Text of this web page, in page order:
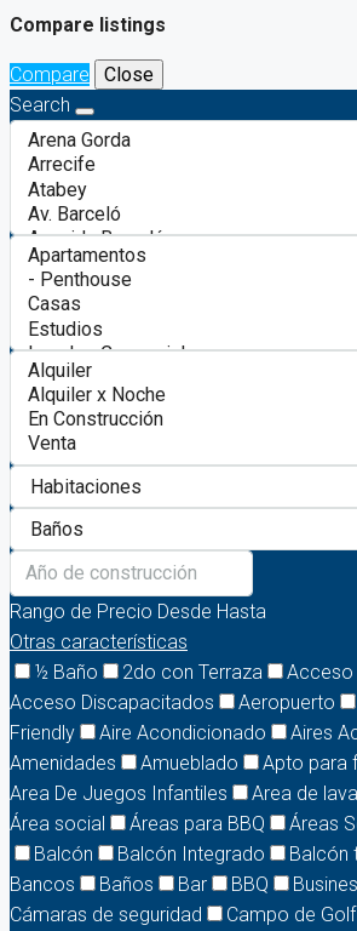
Compare listings
Compare
Close
Search
Rango de Precio Desde Hasta
Otras características
½ Baño
2do con Terraza
Acceso
Acceso Discapacitados
Aeropuerto
Friendly
Aire Acondicionado
Aires
Amenidades
Amueblado
Apto para
Area De Juegos Infantiles
Area de
Área social
Áreas para BBQ Áreas
Balcón
Balcón Integrado
Balcón
Bancos
Baños Bar BBQ
Cámaras de seguridad
Campo de Golf